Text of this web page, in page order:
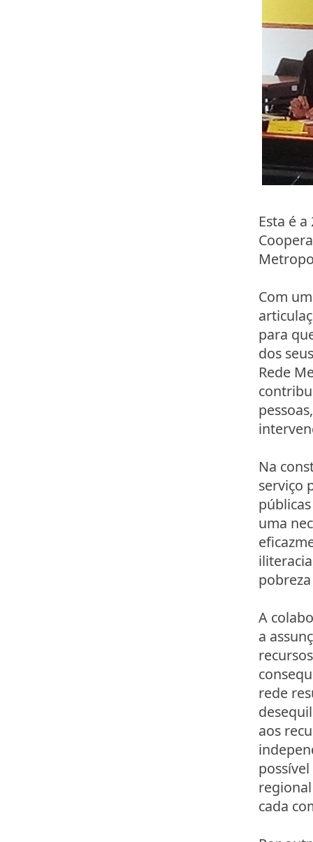
Esta é
Com
para
dos
Rede
Na
serviço
uma
A
a
rede
aos
cada